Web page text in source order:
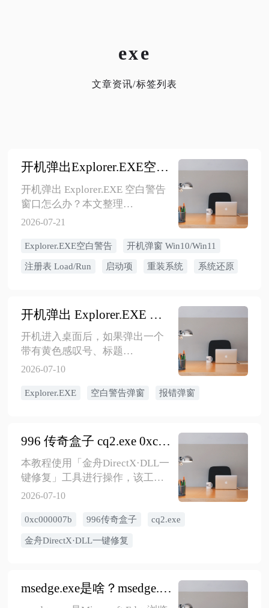
exe
文章资讯/标签列表
开机弹出Explorer.EXE空白警告怎么办？Win10/Win11通用的6种修复方法
开机弹出 Explorer.EXE 空白警告
窗口怎么办？本文整理
Win10/Win11 通用修复方法，包
HKCU/HKLM 路径、运行 SFC 和
DISM、干净启动、清理启动项和
2026-07-21
Explorer.EXE空白警告 开机弹窗 Win10/Win11
注册表 Load/Run 启动项 重装系统 系统还原
​开机弹出 Explorer.EXE 空白警告弹窗的解决方法
开机进入桌面后，如果弹出一个
带有黄色感叹号、标题
为“Explorer.EXE”的空白警告窗
异常、系统文件损坏或第三方软
决。
2026-07-10
Explorer.EXE 空白警告弹窗 报错弹窗
996 传奇盒子 cq2.exe 0xc000007b 报错修复教程
本教程使用「金舟DirectX·DLL一
键修复」工具进行操作，该工具
可自动扫描并补全缺失的运行库
自行修复。
2026-07-10
0xc000007b 996传奇盒子 cq2.exe
金舟DirectX·DLL一键修复
msedge.exe是啥？msedge.exe 应用程序错误怎么解决？看这篇就够了！